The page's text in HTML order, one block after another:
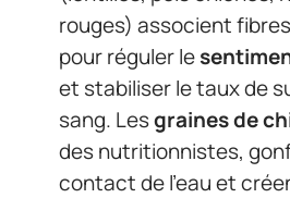
rouges) associent
pour réguler le
et stabiliser le taux de
sang. Lesgraines de
des nutritionnistes,
contact de l’eau et